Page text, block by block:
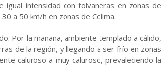
intensidad con tolvaneras en zonas de
a 50 km/h en zonas de Colima.
Por la mañana, ambiente templado a cálido,
de la región, y llegando a ser frío en zonas
caluroso a muy caluroso, prevaleciendo la